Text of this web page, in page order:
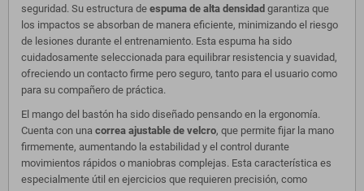
seguridad. Su estructura de espuma de alta densidad garantiza que
los impactos se absorban de manera eficiente, minimizando el riesgo
de lesiones durante el entrenamiento. Esta espuma ha sido
cuidadosamente seleccionada para equilibrar resistencia y suavidad,
ofreciendo un contacto firme pero seguro, tanto para el usuario como
para su compañero de práctica.
El mango del bastón ha sido diseñado pensando en la ergonomía.
Cuenta con una correa ajustable de velcro, que permite fijar la mano
firmemente, aumentando la estabilidad y el control durante
movimientos rápidos o maniobras complejas. Esta característica es
especialmente útil en ejercicios que requieren precisión, como